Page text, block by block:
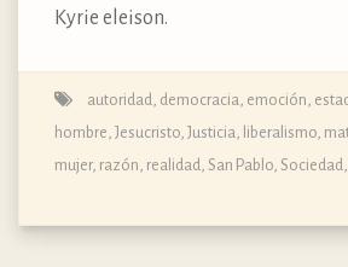
Kyrie eleison.
autoridad, democracia, emoción,
hombre, Jesucristo, Justicia, liberalismo,
mujer, razón, realidad, San Pablo, Sociedad,